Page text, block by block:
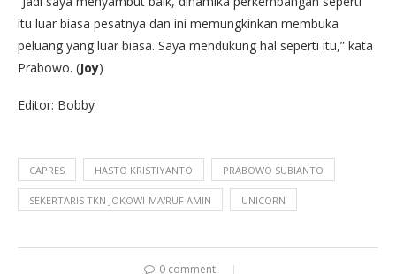
itu luar biasa pesatnya dan ini memungkinkan membuka
peluang yang luar biasa. Saya mendukung hal seperti itu,” kata
Prabowo. (Joy)
Editor: Bobby
CAPRES HASTO KRISTIYANTO PRABOWO SUBIANTO
SEKERTARIS TKN JOKOWI-MA'RUF AMIN UNICORN
0 comment